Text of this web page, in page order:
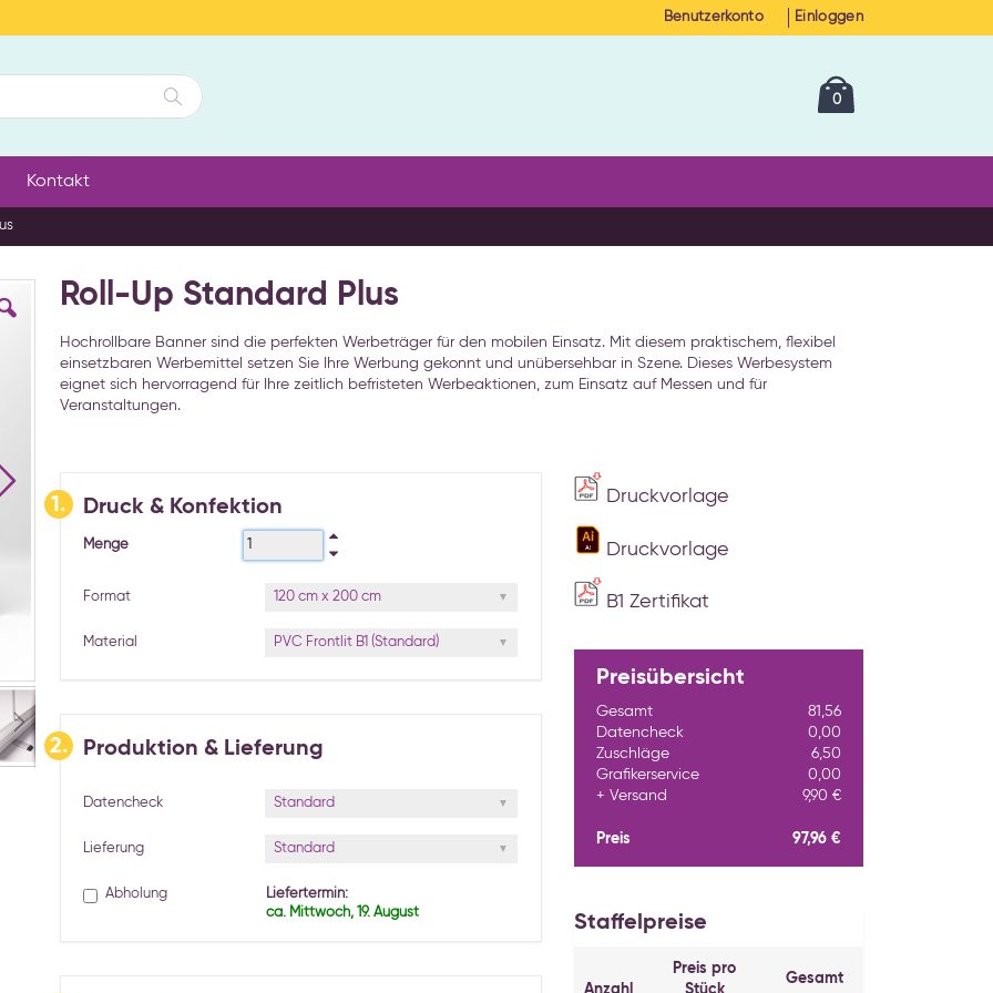
Benutzerkonto Einloggen
0Artikel
Kontakt
Roll-Up Standard Plus
Hochrollbare Banner sind die perfekten Werbeträger für den mobilen Einsatz. Mit diesem praktischem, flexibel
einsetzbaren Werbemittel setzen Sie Ihre Werbung gekonnt und unübersehbar in Szene. Dieses Werbesystem
eignet sich hervorragend für Ihre zeitlich befristeten Werbeaktionen, zum Einsatz auf Messen und für
Veranstaltungen.
Druckvorlage
Druckvorlage
B1 Zertifikat
1. Druck & Konfektion
Menge
Format 120 cm x 200 cm
Material PVC Frontlit B1 (Standard)
2. Produktion & Lieferung
Datencheck Standard
Lieferung Standard
Abholung
Liefertermin:
ca. Mittwoch, 19. August
Preisübersicht
Gesamt
81,56
Datencheck
0,00
Zuschläge
6,50
Grafikerservice
0,00
Versand
9,90 €
Preis 97,96 €
Staffelpreise
Preis pro
Gesamt